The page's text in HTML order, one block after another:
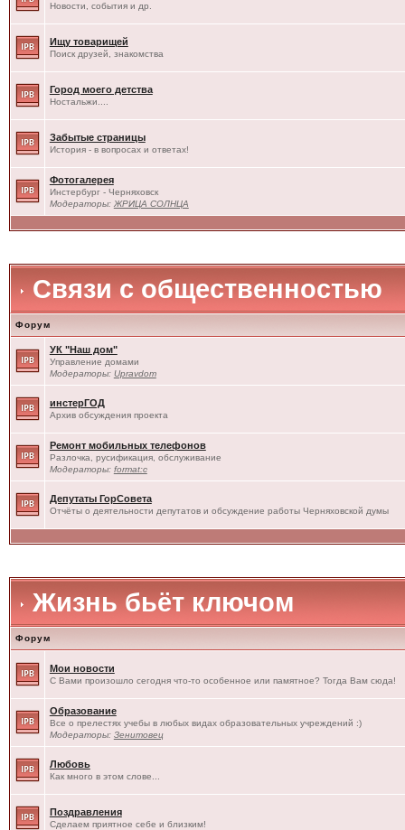
Новости, события и др.
Ищу товарищей
Поиск друзей, знакомства
Город моего детства
Ностальжи....
Забытые страницы
История - в вопросах и ответах!
Фотогалерея
Инстербург - Черняховск
Модераторы: ЖРИЦА СОЛНЦА
Связи с общественностью
Форум
УК "Наш дом"
Управление домами
Модераторы: Upravdom
инстерГОД
Архив обсуждения проекта
Ремонт мобильных телефонов
Разлочка, русификация, обслуживание
Модераторы: format:c
Депутаты ГорСовета
Отчёты о деятельности депутатов и обсуждение работы Черняховской думы
Жизнь бьёт ключом
Форум
Мои новости
С Вами произошло сегодня что-то особенное или памятное? Тогда Вам сюда!
Образование
Все о прелестях учебы в любых видах образовательных учреждений :)
Модераторы: Зенитовец
Любовь
Как много в этом слове...
Поздравления
Сделаем приятное себе и близким!